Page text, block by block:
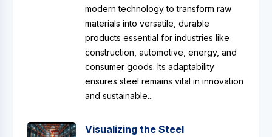
modern technology to transform raw
materials into versatile, durable
products essential for industries like
construction, automotive, energy, and
consumer goods. Its adaptability
ensures steel remains vital in innovation
and sustainable...
Visualizing the Steel